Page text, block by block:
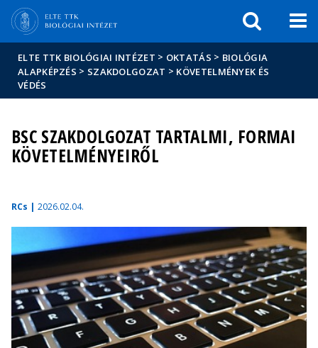
sajtóban
ELTE TTK BIOLÓGIAI INTÉZET > OKTATÁS > BIOLÓGIA
ALAPKÉPZÉS > SZAKDOLGOZAT > KÖVETELMÉNYEK ÉS
VÉDÉS
BSC SZAKDOLGOZAT TARTALMI, FORMAI
KÖVETELMÉNYEIRŐL
RCs | 2026.02.04.